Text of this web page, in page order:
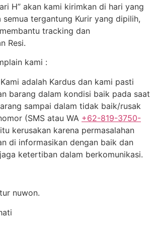
H” akan kami kirimkan di hari yang
semua tergantung Kurir yang dipilih,
tracking dan
Resi.
kami :
adalah Kardus dan kami pasti
barang dalam kondisi baik pada saat
sampai dalam tidak baik/rusak
(SMS atau WA +62-819-3750-
kerusakan karena permasalahan
di informasikan dengan baik dan
ketertiban dalam berkomunikasi.
nuwon.